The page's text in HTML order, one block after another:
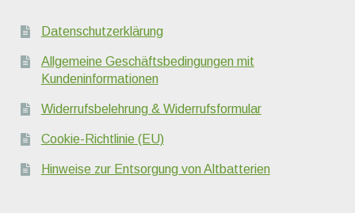
Datenschutzerklärung
Allgemeine Geschäftsbedingungen mit
Kundeninformationen
Widerrufsbelehrung & Widerrufsformular
Cookie-Richtlinie (EU)
Hinweise zur Entsorgung von Altbatterien